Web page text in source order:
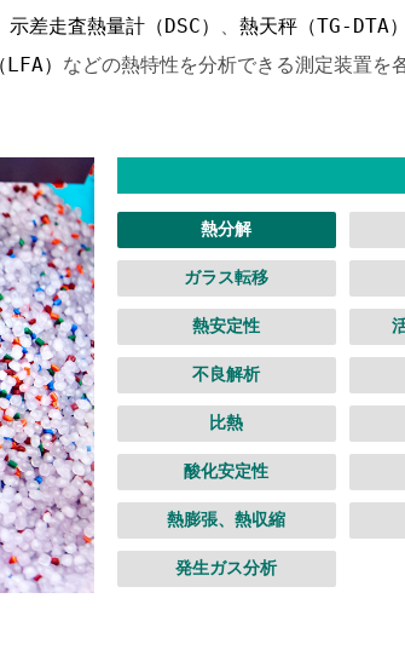
示差走査熱量計（DSC） 、 熱天秤（TG-DTA）
） などの熱特性を分析できる測定装置を
熱分解
ガラス転移
熱安定性
不良解析
比熱
酸化安定性
熱膨張、熱収縮
発生ガス分析